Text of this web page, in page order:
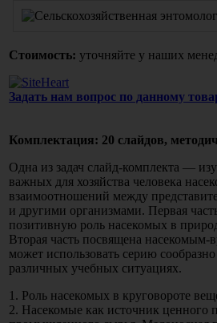
Стоимость: уточняйте у наших
Задать нам вопрос по данному
Комплектация: 20 слайдов,
Одна из задач слайд-комплекта —
важных для хозяйства человека
взаимоотношений между
и другими организмами. Первая
позитивную роль насекомых в
Вторая часть посвящена насекомым-
может использовать серию
различных учебных ситуациях.
1. Роль насекомых в круговороте
2. Насекомые как источник ценного